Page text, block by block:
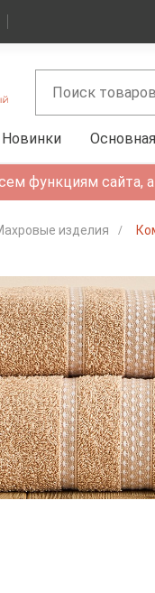
Новинки
функциям сайта,
изделия